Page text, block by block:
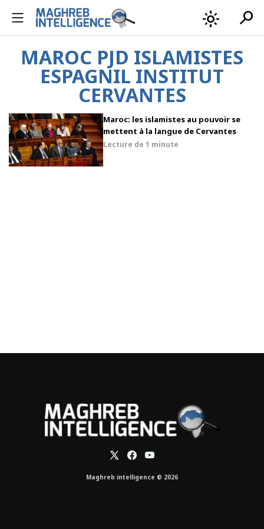
light_mode search
MAROC PJD ISLAMISTES
ESPAGNIL INSTITUT
CERVANTES
Maroc: les islamistes au pouvoir se
mettent à la langue de Cervantes
Lecture de 1 minute
Maghreb intelligence © 2026